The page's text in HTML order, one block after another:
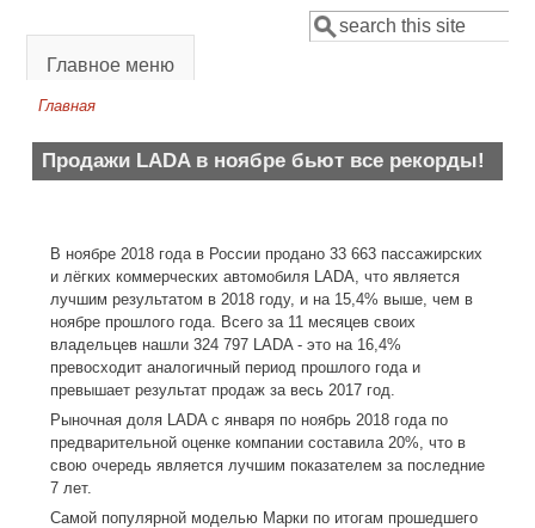
Форма поиска
Поиск
Главное меню
Главная
Продажи LADA в ноябре бьют все рекорды!
В ноябре 2018 года в России продано 33 663 пассажирских
и лёгких коммерческих автомобиля LADA, что является
лучшим результатом в 2018 году, и на 15,4% выше, чем в
ноябре прошлого года. Всего за 11 месяцев своих
владельцев нашли 324 797 LADA - это на 16,4%
превосходит аналогичный период прошлого года и
превышает результат продаж за весь 2017 год.
Рыночная доля LADA с января по ноябрь 2018 года по
предварительной оценке компании составила 20%, что в
свою очередь является лучшим показателем за последние
7 лет.
Самой популярной моделью Марки по итогам прошедшего